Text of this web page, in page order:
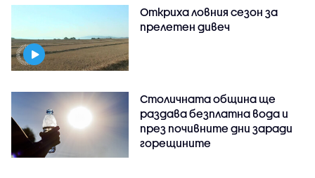
Откриха ловния сезон за
прелетен дивеч
Столичната община ще
раздава безплатна вода и
през почивните дни заради
горещините